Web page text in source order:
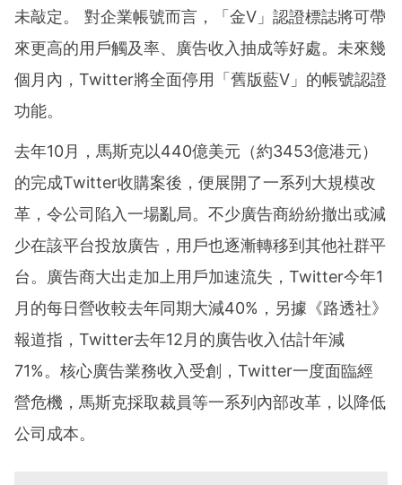
未敲定。 對企業帳號而言，「金V」認證標誌將可帶
來更高的用戶觸及率、廣告收入抽成等好處。未來幾
個月內，Twitter將全面停用「舊版藍V」的帳號認證
功能。
去年10月，馬斯克以440億美元（約3453億港元）
的完成Twitter收購案後，便展開了一系列大規模改
革，令公司陷入一場亂局。不少廣告商紛紛撤出或減
少在該平台投放廣告，用戶也逐漸轉移到其他社群平
台。廣告商大出走加上用戶加速流失，Twitter今年1
月的每日營收較去年同期大減40%，另據《路透社》
報道指，Twitter去年12月的廣告收入估計年減
71%。核心廣告業務收入受創，Twitter一度面臨經
營危機，馬斯克採取裁員等一系列內部改革，以降低
公司成本。